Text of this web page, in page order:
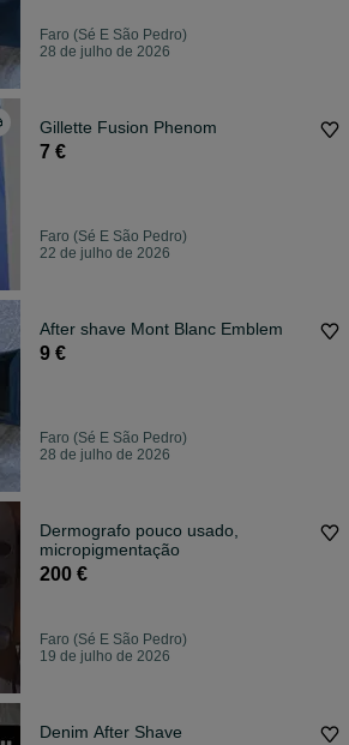
Faro (Sé E São Pedro)
28 de julho de 2026
Gillette Fusion Phenom
7 €
Faro (Sé E São Pedro)
22 de julho de 2026
After shave Mont Blanc Emblem
9 €
Faro (Sé E São Pedro)
28 de julho de 2026
Dermografo pouco usado,
micropigmentação
200 €
Faro (Sé E São Pedro)
19 de julho de 2026
Denim After Shave